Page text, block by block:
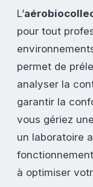
L’
pour tout
permet de
analyser la
garantir la
vous gériez
un laboratoire
à optimiser